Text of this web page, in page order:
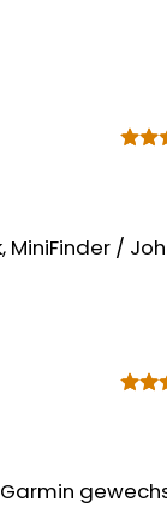
MiniFinder /